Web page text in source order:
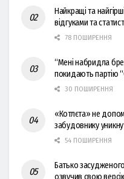
Найкращі та
відгуками та
78 ПОШИРЕННЯ
“Мені набридла
покидають партію
30 ПОШИРЕННЯ
«Котлєта» не
забудовнику
54 ПОШИРЕННЯ
Батько
озвучив свою